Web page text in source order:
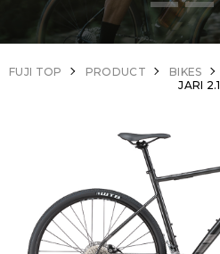
FUJI TOP PRODUCT BIKES
JARI 2.1